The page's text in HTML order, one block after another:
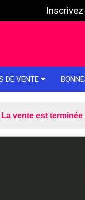
DE VENTE
La vente est terminée